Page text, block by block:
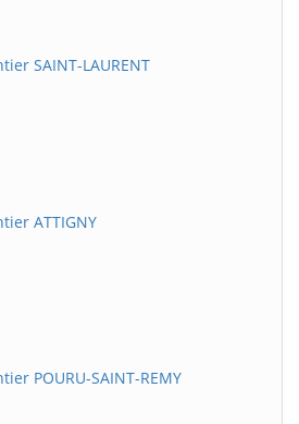
SAINT-LAURENT
ATTIGNY
POURU-SAINT-REMY